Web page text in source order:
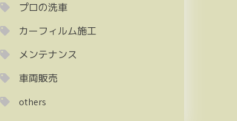
プロの洗車
カーフィルム施工
メンテナンス
車両販売
others